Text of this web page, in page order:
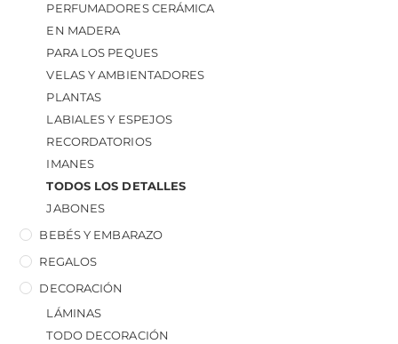
PERFUMADORES CERÁMICA
EN MADERA
PARA LOS PEQUES
VELAS Y AMBIENTADORES
PLANTAS
LABIALES Y ESPEJOS
RECORDATORIOS
IMANES
TODOS LOS DETALLES
JABONES
BEBÉS Y EMBARAZO
REGALOS
DECORACIÓN
LÁMINAS
TODO DECORACIÓN